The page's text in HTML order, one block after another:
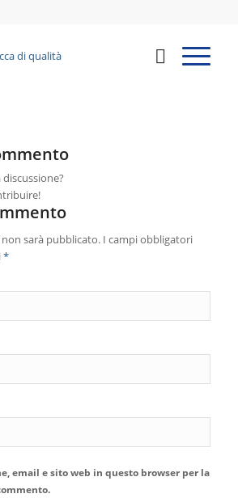
sarà pubblicato. I campi obbligatori
*
email e sito web in questo browser per la